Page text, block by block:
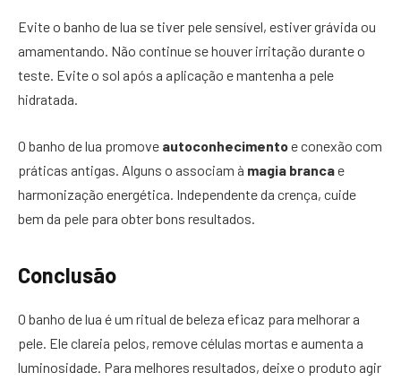
Evite o banho de lua se tiver pele sensível, estiver grávida ou
amamentando. Não continue se houver irritação durante o
teste. Evite o sol após a aplicação e mantenha a pele
hidratada.
O banho de lua promove autoconhecimentoe conexão com
práticas antigas. Alguns o associam à magia brancae
harmonização energética. Independente da crença, cuide
bem da pele para obter bons resultados.
Conclusão
O banho de lua é um ritual de beleza eficaz para melhorar a
pele. Ele clareia pelos, remove células mortas e aumenta a
luminosidade. Para melhores resultados, deixe o produto agir